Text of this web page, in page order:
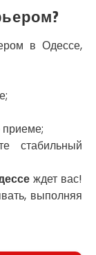
в Одессе,
стабильный
ждет вас!
выполняя